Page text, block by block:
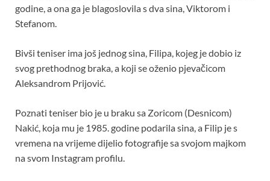
godine, a ona ga je blagoslovila s dva sina, Viktorom i
Stefanom.
Bivši teniser ima još jednog sina, Filipa, kojeg je dobio iz
svog prethodnog braka, a koji se oženio pjevačicom
Aleksandrom Prijović.
Poznati teniser bio je u braku sa Zoricom (Desnicom)
Nakić, koja mu je 1985. godine podarila sina, a Filip je s
vremena na vrijeme dijelio fotografije sa svojom majkom
na svom Instagram profilu.